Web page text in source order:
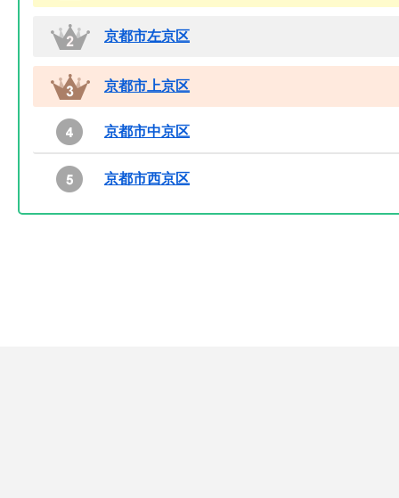
京都市左京区
京都市上京区
京都市中京区
京都市西京区